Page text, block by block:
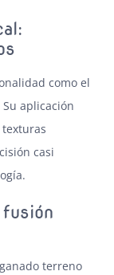
como el
Su aplicación
casi
terreno